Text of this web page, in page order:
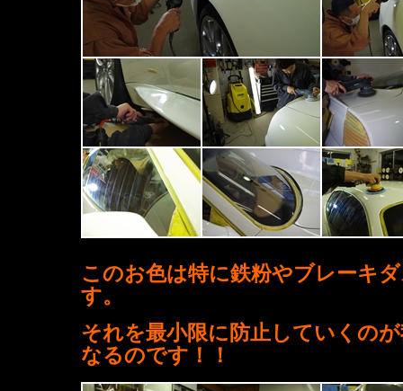
このお色は特に鉄粉やブレーキ
す。
それを最小限に防止していくの
なるのです！！